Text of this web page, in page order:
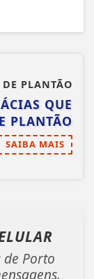
PLANTÃO
QUE
PLANTÃO
SAIBA MAIS
de Porto